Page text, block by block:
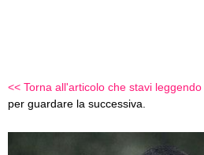
<< Torna all'articolo che stavi leggendo
per guardare la successiva.